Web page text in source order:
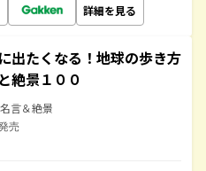
詳細を見る
出たくなる！地球の歩き方
絶景１００
言＆絶景
売